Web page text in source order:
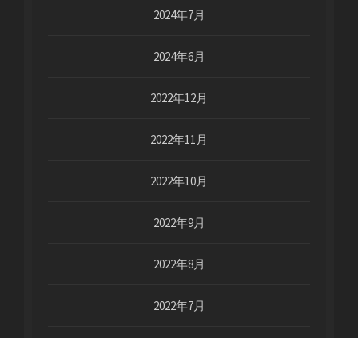
2024年7月
2024年6月
2022年12月
2022年11月
2022年10月
2022年9月
2022年8月
2022年7月